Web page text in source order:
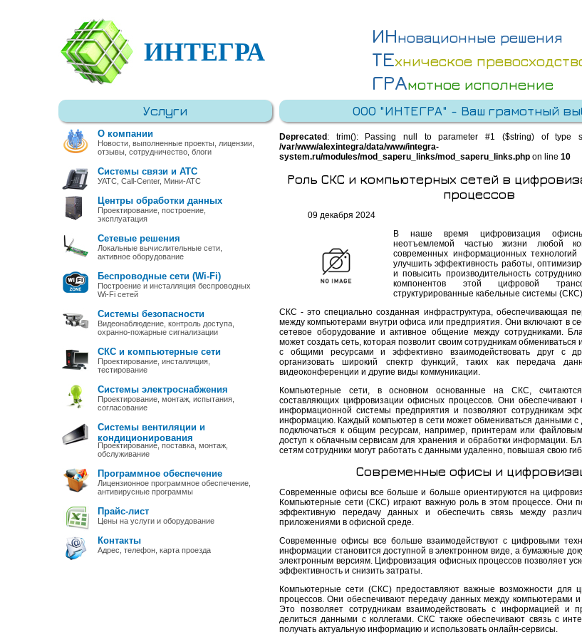
ИНТЕГРА
ИНновационные решения
ТЕхническое
ГРАмотное исполнение
Услуги
О компании
Новости, выполненные проекты, лицензии,
отзывы, сотрудничество, блоги
Системы связи и АТС
УАТС, Call-Center, Мини-АТС
Центры обработки данных
Проектирование, построение,
эксплуатация
Сетевые решения
Локальные вычислительные сети,
активное оборудование
Беспроводные сети (Wi-Fi)
Построение и инсталляция беспроводных
Wi-Fi сетей
Системы безопасности
Видеонаблюдение, контроль доступа,
охранно-пожарные сигнализации
СКС и компьютерные сети
Проектирование, инсталляция,
тестирование
Системы электроснабжения
Проектирование, монтаж, испытания,
согласование
Системы вентиляции и
кондиционирования
Проектирование, поставка, монтаж,
обслуживание
Программное обеспечение
Лицензионное программное обеспечение,
антивирусные программы
Прайс-лист
Цены на услуги и оборудование
Контакты
Адрес, телефон, карта проезда
ООО "ИНТЕГРА" - Ваш грамотный
Deprecated : trim(): Passing null to parameter #1 ($string) of type
/var/www/alexintegra/data/www/integra-
system.ru/modules/mod_saperu_links/mod_saperu_links.php on line 10
Роль СКС и компьютерных сетей в
процессов
09 декабря 2024
В наше время цифровизация
неотъемлемой частью жизни любой
современных информационных технологий
улучшить эффективность работы,
и повысить производительность
компонентов этой цифровой
структурированные кабельные системы
СКС - это специально созданная инфраструктура, обеспечивающая
между компьютерами внутри офиса или предприятия. Они включают в
сетевое оборудование и активное общение между сотрудниками.
может создать сеть, которая позволит своим сотрудникам
с общими ресурсами и эффективно взаимодействовать друг с
организовать широкий спектр функций, таких как передача
видеоконференции и другие виды коммуникации.
Компьютерные сети, в основном основанные на СКС,
составляющих цифровизации офисных процессов. Они обеспечивают
информационной системы предприятия и позволяют сотрудникам
информацию. Каждый компьютер в сети может обмениваться данными с
подключаться к общим ресурсам, например, принтерам или
доступ к облачным сервисам для хранения и обработки информации.
сетям сотрудники могут работать с данными удаленно, повышая свою
Современные офисы и
Современные офисы все больше и больше ориентируются на
Компьютерные сети (СКС) играют важную роль в этом процессе. Они
эффективную передачу данных и обеспечить связь между
приложениями в офисной среде.
Современные офисы все больше взаимодействуют с цифровыми
информации становится доступной в электронном виде, а бумажные
электронным версиям. Цифровизация офисных процессов позволяет
эффективность и снизить затраты.
Компьютерные сети (СКС) предоставляют важные возможности для
процессов. Они обеспечивают передачу данных между компьютерами и
Это позволяет сотрудникам взаимодействовать с информацией и
делиться данными с коллегами. СКС также обеспечивают связь с
получать актуальную информацию и использовать онлайн-сервисы.